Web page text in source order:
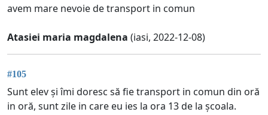
avem mare nevoie de transport in comun
Atasiei maria magdalena (iasi, 2022-12-08)
#105
Sunt elev și îmi doresc să fie transport in comun din oră
in oră, sunt zile in care eu ies la ora 13 de la școala.